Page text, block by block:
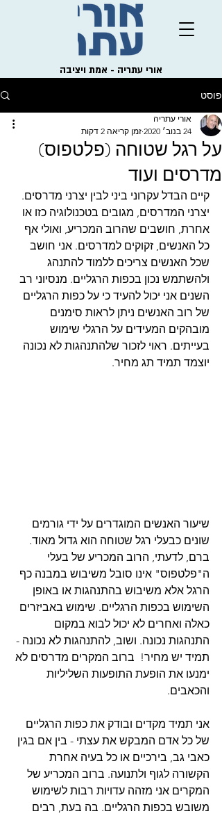
אורי עתריה - אמת ויציבה
פוסט
על רגל שטוחה (פלטפוס)
מדרסים ועוד
אורי עתריה
24 בנוב׳ 2020
זמן קריאה 2 דקות
קיים הבדל עקרוני ביני לבין יצרני מדרסים.
יצרני המדרסים, מגובים בטכנולוגיה כזו או
אחרת, חושבים שהרוב המכריע, ואולי אף
כל האנשים, זקוקים למדרסים. אני חושב
שכל האנשים צריכים ללמוד להתנהג
ולהשתמש נכון בכפות הרגליים. מנסיוני רב
השנים אני יכול להעיד כי על כפות הרגליים
של רוב האנשים ניתן לראות סימנים
מובהקים המעידים על הרגלי שימוש
בעייתים. ראוי לזכור שלהתנהגות לא נכונה
יוצמד תמיד תג מחיר.
שיעור האנשים המוגדרים על ידי גורמים
שונים כבעלי רגל שטוחה הוא גדול מאוד.
ברם, לדעתי, הרוב המכריע של בעלי
ה"פלטפוס" אינו סובל משיבוש במבנה כף
הרגל אלא משיבוש בהתנהגות או באופן
השימוש בכפות הרגליים. שימוש באביזרים
כאלה ואחרים לא יכול לבוא במקום
התנהגות נכונה. ושוב, להתנהגות לא נכונה -
תמיד יש מחיר!  ברוב המקרים מדרסים לא
ימנעו את הופעת התופעות השליליות
והכאבים.
אני תמיד מקדים ובודק את כפות הרגליים
של כל אדם המבקש את עצתי - בין אם בגין
כאבי גב, בירכיים או כל בעיה אחרת
הקשורה לגוף ולתנועה. ברוב המכריע של
המקרים אני מזהה עדויות רבות לשימוש
משובש בכפות הרגליים. בה בעת, רבים